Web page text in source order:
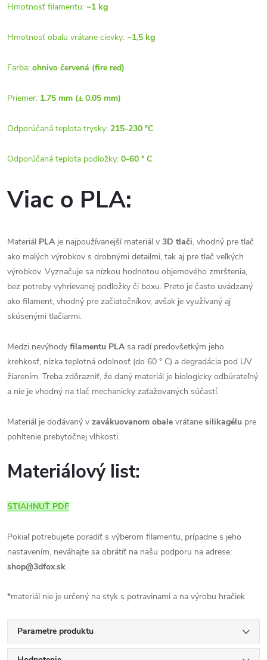
Hmotnosť filamentu: ~1 kg
Hmotnosť obalu vrátane cievky: ~1,5 kg
Farba: ohnivo červená (fire red)
Priemer: 1.75 mm (± 0.05 mm)
Odporúčaná teplota trysky: 215-230 °C
Odporúčaná teplota podložky: 0-60 ° C
Viac o PLA:
Materiál PLAje najpoužívanejší materiál v 3D tlači, vhodný pre tlač
ako malých výrobkov s drobnými detailmi, tak aj pre tlač veľkých
výrobkov. Vyznačuje sa nízkou hodnotou objemového zmrštenia,
bez potreby vyhrievanej podložky či boxu. Preto je často uvádzaný
ako filament, vhodný pre začiatočníkov, avšak je využívaný aj
skúsenými tlačiarmi.
Medzi nevýhody filamentu PLAsa radí predovšetkým jeho
krehkosť, nízka teplotná odolnosť (do 60 ° C) a degradácia pod UV
žiarením. Treba zdôrazniť, že daný materiál je biologicky odbúrateľný
a nie je vhodný na tlač mechanicky zaťažovaných súčastí.
Materiál je dodávaný v zavákuovanom obale vrátane silikagélu pre
pohltenie prebytočnej vlhkosti.
Materiálový list:
STIAHNUŤ PDF
Pokiaľ potrebujete poradiť s výberom filamentu, prípadne s jeho
nastavením, neváhajte sa obrátiť na našu podporu na adrese:
shop@3dfox.sk.
*materiál nie je určený na styk s potravinami a na výrobu hračiek
Parametre produktu